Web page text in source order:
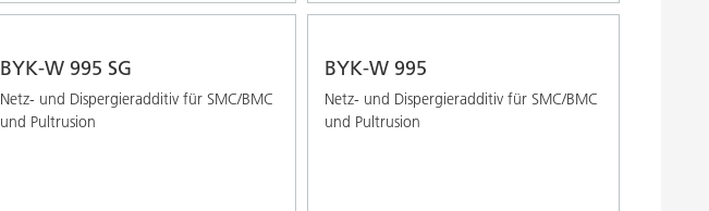
BYK-W 995 SG
Netz- und Dispergieradditiv für SMC/BMC
und Pultrusion
BYK-W 995
Netz- und Dispergieradditiv für SMC/BMC
und Pultrusion